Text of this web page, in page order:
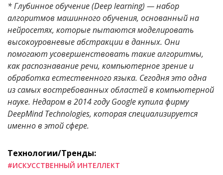
* Глубинное обучение (Deep learning) — набор
алгоритмов машинного обучения, основанный на
нейросетях, которые пытаются моделировать
высокоуровневые абстракции в данных. Они
помогают усовершенствовать такие алгоритмы,
как распознавание речи, компьютерное зрение и
обработка естественного языка. Сегодня это одна
из самых востребованных областей в компьютерной
науке. Недаром в 2014 году Google купила фирму
DeepMind Technologies, которая специализируется
именно в этой сфере.
Технологии/Тренды:
#ИСКУССТВЕННЫЙ ИНТЕЛЛЕКТ